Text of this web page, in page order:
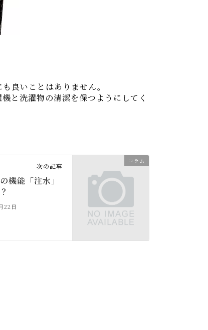
良いことはありません。
と洗濯物の清潔を保つようにしてく
コラム
次の記事
機能「注水」
？
22日